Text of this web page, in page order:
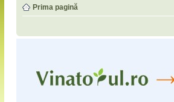
Prima pagină